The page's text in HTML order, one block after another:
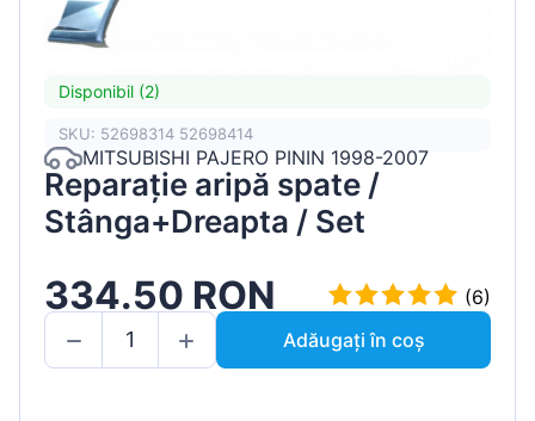
Disponibil (2)
SKU: 52698314 52698414
MITSUBISHI PAJERO PININ 1998-2007
Reparație aripă spate /
Stânga+Dreapta / Set
334.50 RON
(6)
Adăugați în coș